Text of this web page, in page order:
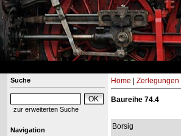
Suche
zur erweiterten Suche
Navigation
Home Zerlegungen
Baureihe 74.4
Borsig